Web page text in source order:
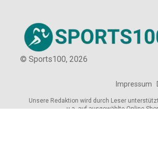
© Sports100, 2026
Impressum
Unsere Redaktion wird durch Leser
u.a. auf ausgewählte Online-